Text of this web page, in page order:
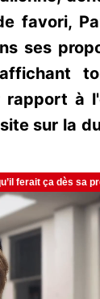
favori,
ses
à
sur la